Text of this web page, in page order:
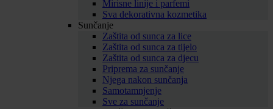
Mirisne linije i parfemi
Sva dekorativna kozmetika
Sunčanje
Zaštita od sunca za lice
Zaštita od sunca za tijelo
Zaštita od sunca za djecu
Priprema za sunčanje
Njega nakon sunčanja
Samotamnjenje
Sve za sunčanje